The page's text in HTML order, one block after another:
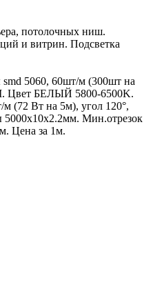
потолочных ниш.
и витрин. Подсветка
smd 5060, 60шт/м (300шт на
Цвет БЕЛЫЙ 5800-6500K.
(72 Вт на 5м), угол 120°,
5000х10x2.2мм. Мин.отрезок
Цена за 1м.